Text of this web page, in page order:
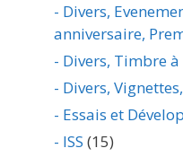
- Divers,
anniversaire,
- Divers, Timbre
- Divers,
- Essais et
- ISS (15)